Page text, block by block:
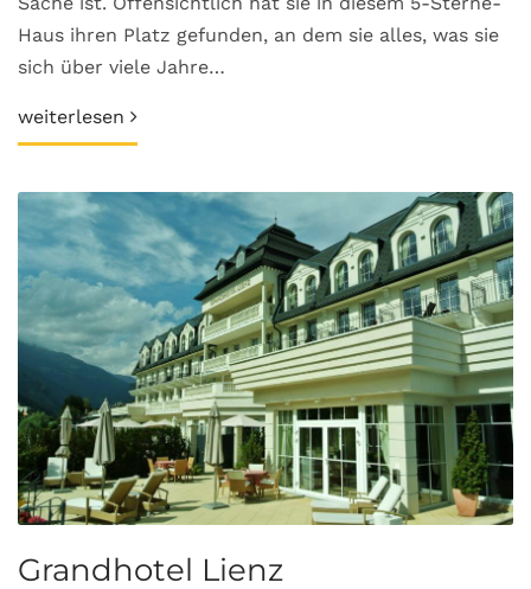
Haus ihren Platz gefunden, an dem sie alles, was sie
sich über viele Jahre…
weiterlesen
Grandhotel Lienz